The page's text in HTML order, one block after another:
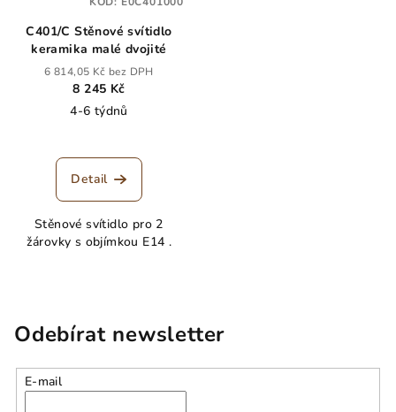
C401/C Stěnové svítidlo
keramika malé dvojité
6 814,05 Kč bez DPH
8 245 Kč
4-6 týdnů
Detail
Stěnové svítidlo pro 2
žárovky s objímkou E14 .
Odebírat newsletter
E-mail